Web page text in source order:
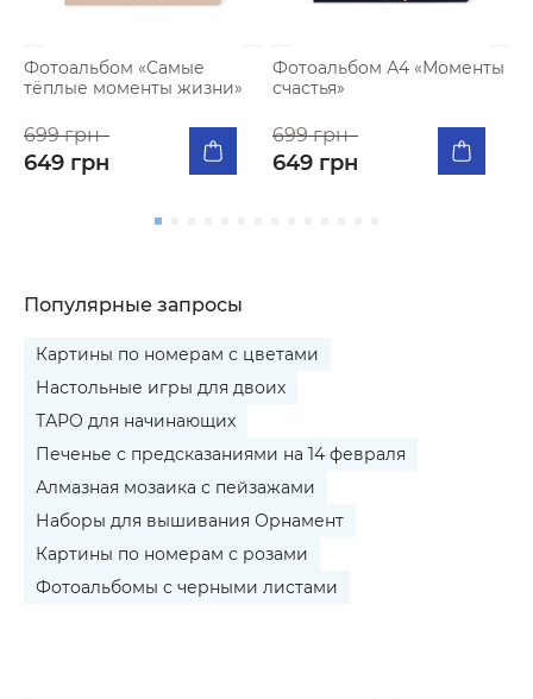
Фотоальбом «Самые
тёплые моменты жизни»
699 грн
649 грн
Фотоальбом А4 «Моменты
счастья»
699 грн
649 грн
Популярные запросы
Картины по номерам с цветами
Настольные игры для двоих
ТАРО для начинающих
Печенье с предсказаниями на 14 февраля
Алмазная мозаика с пейзажами
Наборы для вышивания Орнамент
Картины по номерам с розами
Фотоальбомы с черными листами